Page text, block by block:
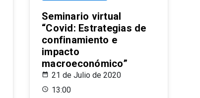
Seminario virtual
“Covid: Estrategias de
confinamiento e
impacto
macroeconómico”
21 de Julio de 2020
13:00